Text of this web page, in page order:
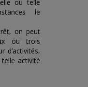
ou telle
le
on peut
ou trois
d’activités,
activité